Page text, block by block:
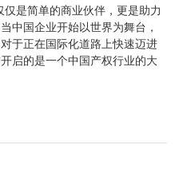
是简单的商业伙伴，更是助力
中国企业开始以世界为舞台，
于正在国际化道路上快速迈进
启的是一个中国产权行业的大